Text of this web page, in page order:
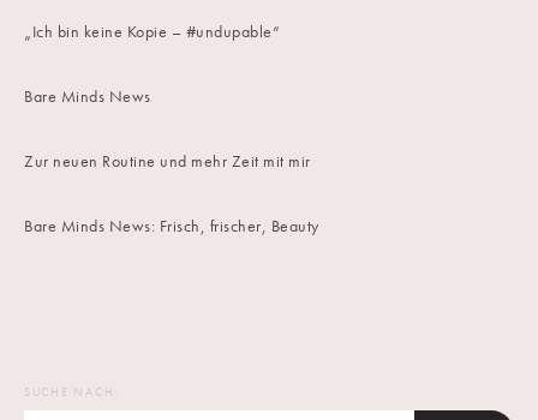
„Ich bin keine Kopie – #undupable“
Bare Minds News
Zur neuen Routine und mehr Zeit mit mir
Bare Minds News: Frisch, frischer, Beauty
SUCHE NACH: